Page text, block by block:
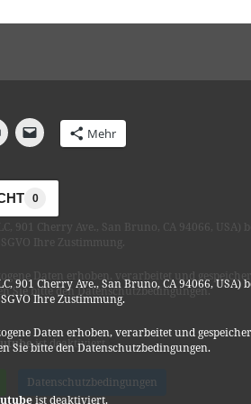
901 Cherry Ave., San Bruno, CA 94066, USA)
Ihre Zustimmung.
Daten erhoben, verarbeitet und
Sie bitte den Datenschutzbedingungen.
ist deaktiviert.
Datenschutzbedingungen
901 Cherry Ave., San Bruno, CA 94066, USA)
Ihre Zustimmung.
Daten erhoben, verarbeitet und
Sie bitte den Datenschutzbedingungen.
ist deaktiviert.
Mehr
0
Kategorien
Allgemein,Satire
when you reply to spam